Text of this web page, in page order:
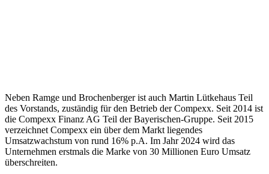
Neben Ramge und Brochenberger ist auch Martin Lütkehaus Teil
des Vorstands, zuständig für den Betrieb der Compexx. Seit 2014 ist
die Compexx Finanz AG Teil der Bayerischen-Gruppe. Seit 2015
verzeichnet Compexx ein über dem Markt liegendes
Umsatzwachstum von rund 16% p.A. Im Jahr 2024 wird das
Unternehmen erstmals die Marke von 30 Millionen Euro Umsatz
überschreiten.